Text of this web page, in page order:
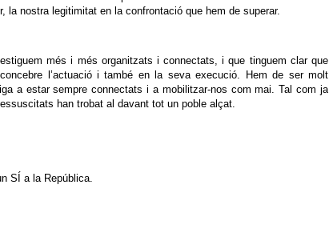
la nostra legitimitat en la confrontació que hem de superar.
més i més organitzats i connectats, i que tinguem clar que
l’actuació i també en la seva execució. Hem de ser molt
a estar sempre connectats i a mobilitzar-nos com mai. Tal com ja
han trobat al davant tot un poble alçat.
SÍ a la República.